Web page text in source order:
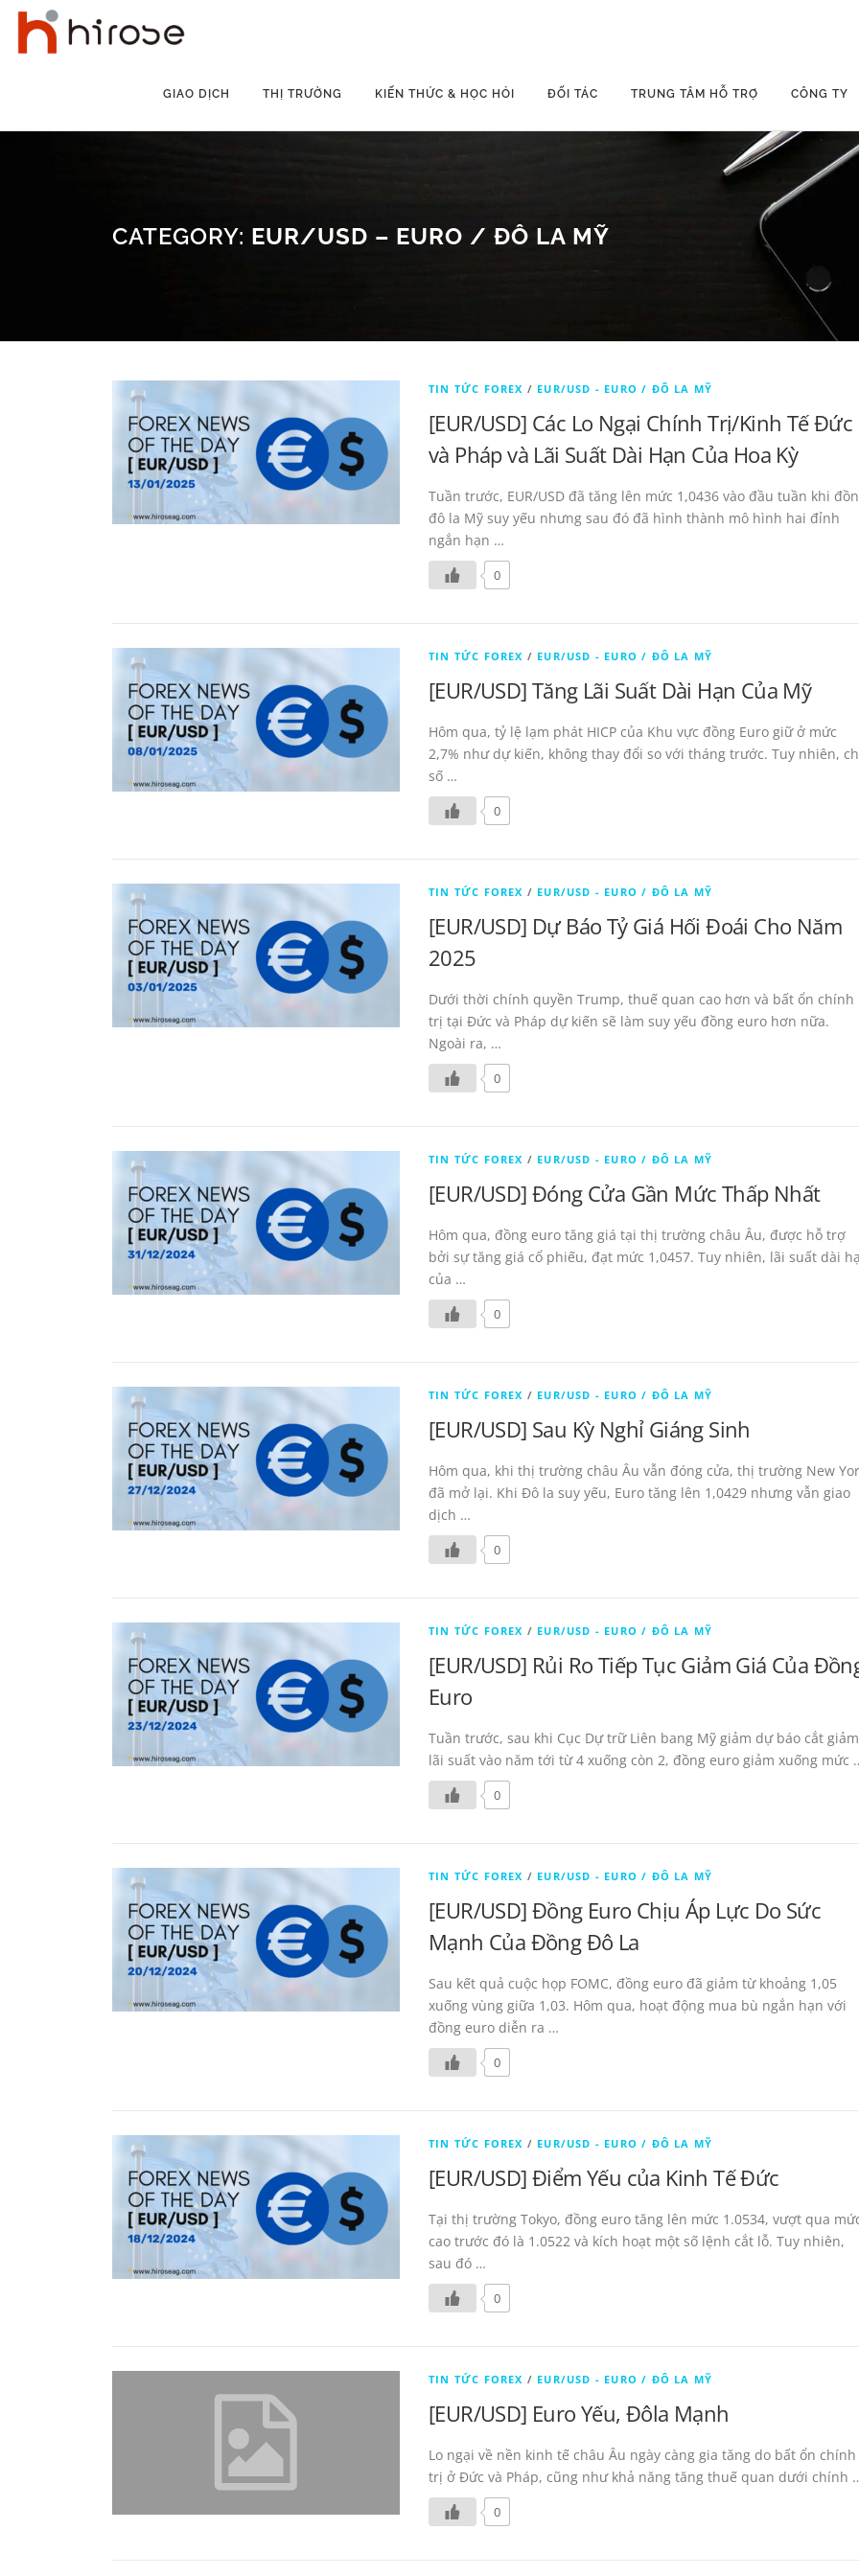
Skip
content
GIAO DỊCH THỊ TRƯỜNG KIẾN THỨC & HỌC HỎI ĐỐI TÁC TRUNG TÂM HỖ TRỢ CÔNG TY
CATEGORY: EUR/USD – EURO / ĐÔ LA MỸ
TIN TỨC FOREX / EUR/USD - EURO / ĐÔ LA MỸ
[EUR/USD] Các Lo Ngại Chính Trị/Kinh Tế Đức
và Pháp và Lãi Suất Dài Hạn Của Hoa Kỳ
Tuần trước, EUR/USD đã tăng lên mức 1,0436 vào đầu tuần khi
đô la Mỹ suy yếu nhưng sau đó đã hình thành mô hình hai đỉnh
ngắn hạn …
0
TIN TỨC FOREX / EUR/USD - EURO / ĐÔ LA MỸ
[EUR/USD] Tăng Lãi Suất Dài Hạn Của Mỹ
Hôm qua, tỷ lệ lạm phát HICP của Khu vực đồng Euro giữ ở mức
2,7% như dự kiến, không thay đổi so với tháng trước. Tuy nhiên,
số …
0
TIN TỨC FOREX / EUR/USD - EURO / ĐÔ LA MỸ
[EUR/USD] Dự Báo Tỷ Giá Hối Đoái Cho Năm
2025
Dưới thời chính quyền Trump, thuế quan cao hơn và bất ổn chính
trị tại Đức và Pháp dự kiến sẽ làm suy yếu đồng euro hơn nữa.
Ngoài ra, …
0
TIN TỨC FOREX / EUR/USD - EURO / ĐÔ LA MỸ
[EUR/USD] Đóng Cửa Gần Mức Thấp Nhất
Hôm qua, đồng euro tăng giá tại thị trường châu Âu, được hỗ trợ
bởi sự tăng giá cổ phiếu, đạt mức 1,0457. Tuy nhiên, lãi suất dài
của …
0
TIN TỨC FOREX / EUR/USD - EURO / ĐÔ LA MỸ
[EUR/USD] Sau Kỳ Nghỉ Giáng Sinh
Hôm qua, khi thị trường châu Âu vẫn đóng cửa, thị trường New
đã mở lại. Khi Đô la suy yếu, Euro tăng lên 1,0429 nhưng vẫn giao
dịch …
0
TIN TỨC FOREX / EUR/USD - EURO / ĐÔ LA MỸ
[EUR/USD] Rủi Ro Tiếp Tục Giảm Giá Của
Euro
Tuần trước, sau khi Cục Dự trữ Liên bang Mỹ giảm dự báo cắt giảm
lãi suất vào năm tới từ 4 xuống còn 2, đồng euro giảm xuống mức
0
TIN TỨC FOREX / EUR/USD - EURO / ĐÔ LA MỸ
[EUR/USD] Đồng Euro Chịu Áp Lực Do Sức
Mạnh Của Đồng Đô La
Sau kết quả cuộc họp FOMC, đồng euro đã giảm từ khoảng 1,05
xuống vùng giữa 1,03. Hôm qua, hoạt động mua bù ngắn hạn với
đồng euro diễn ra …
0
TIN TỨC FOREX / EUR/USD - EURO / ĐÔ LA MỸ
[EUR/USD] Điểm Yếu của Kinh Tế Đức
Tại thị trường Tokyo, đồng euro tăng lên mức 1.0534, vượt qua
cao trước đó là 1.0522 và kích hoạt một số lệnh cắt lỗ. Tuy nhiên,
sau đó …
0
TIN TỨC FOREX / EUR/USD - EURO / ĐÔ LA MỸ
[EUR/USD] Euro Yếu, Đôla Mạnh
Lo ngại về nền kinh tế châu Âu ngày càng gia tăng do bất ổn chính
trị ở Đức và Pháp, cũng như khả năng tăng thuế quan dưới chính
0